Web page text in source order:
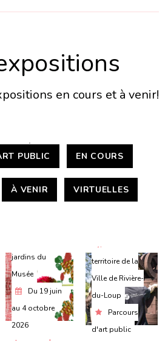
en cours et à venir!
PUBLIC EN COURS
À VENIR VIRTUELLES
jardins du
Musée
Du 19 juin
au 4 octobre
2026
territoire de la
Ville de Rivière-
du-Loup
Parcours
d'art public